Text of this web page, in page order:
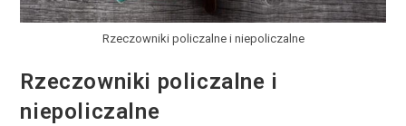
Rzeczowniki policzalne i niepoliczalne
Rzeczowniki policzalne i
niepoliczalne